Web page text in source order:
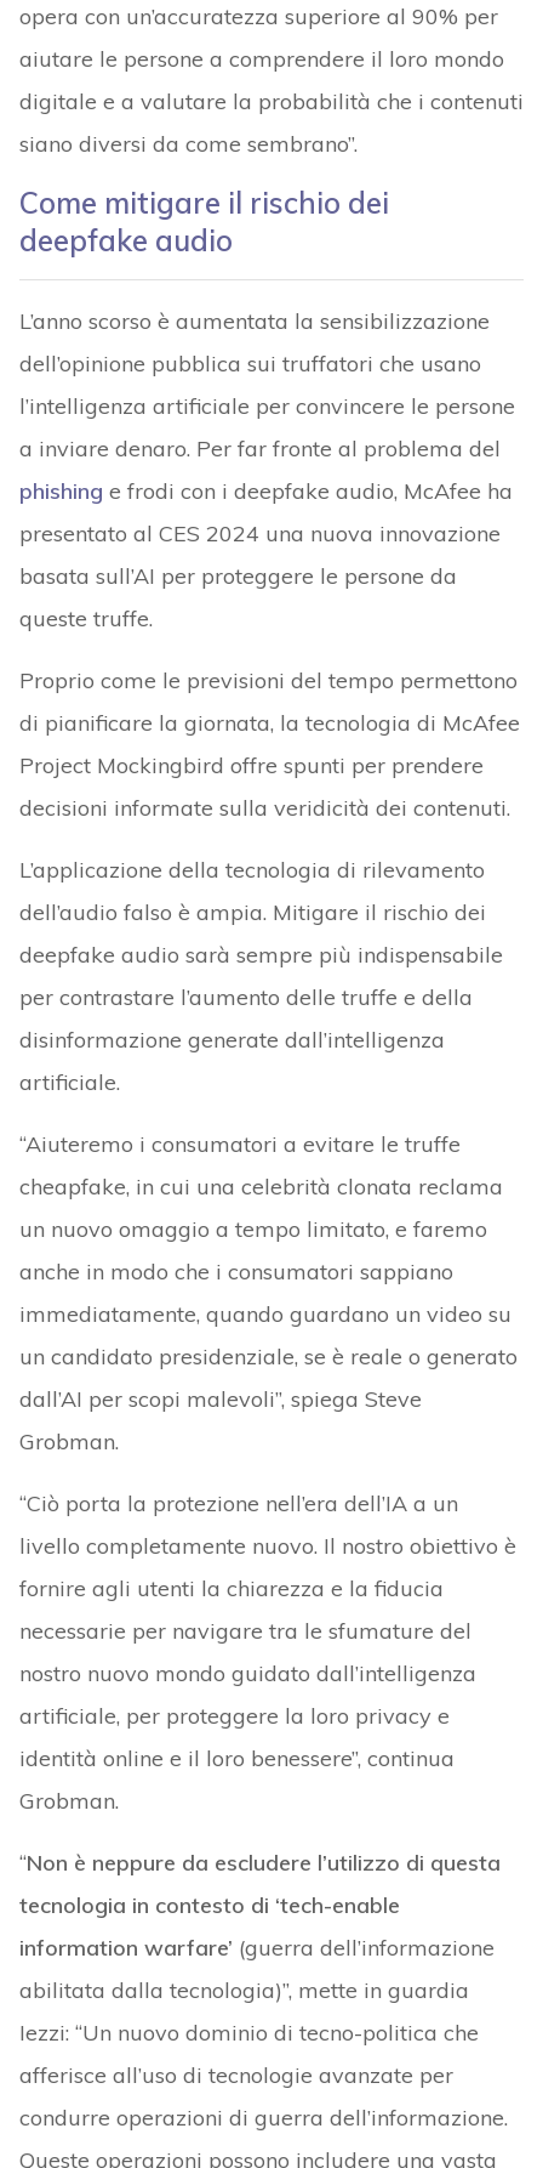
opera con un’accuratezza superiore al 90% per
aiutare le persone a comprendere il loro mondo
digitale e a valutare la probabilità che i contenuti
siano diversi da come sembrano”.
Come mitigare il rischio dei
deepfake audio
L’anno scorso è aumentata la sensibilizzazione
dell’opinione pubblica sui truffatori che usano
l’intelligenza artificiale per convincere le persone
a inviare denaro. Per far fronte al problema del
phishing e frodi con i deepfake audio, McAfee ha
presentato al CES 2024 una nuova innovazione
basata sull’AI per proteggere le persone da
queste truffe.
Proprio come le previsioni del tempo permettono
di pianificare la giornata, la tecnologia di McAfee
Project Mockingbird offre spunti per prendere
decisioni informate sulla veridicità dei contenuti.
L’applicazione della tecnologia di rilevamento
dell’audio falso è ampia. Mitigare il rischio dei
deepfake audio sarà sempre più indispensabile
per contrastare l’aumento delle truffe e della
disinformazione generate dall’intelligenza
artificiale.
“Aiuteremo i consumatori a evitare le truffe
cheapfake, in cui una celebrità clonata reclama
un nuovo omaggio a tempo limitato, e faremo
anche in modo che i consumatori sappiano
immediatamente, quando guardano un video su
un candidato presidenziale, se è reale o generato
dall’AI per scopi malevoli”, spiega Steve
Grobman.
“Ciò porta la protezione nell’era dell’IA a un
livello completamente nuovo. Il nostro obiettivo è
fornire agli utenti la chiarezza e la fiducia
necessarie per navigare tra le sfumature del
nostro nuovo mondo guidato dall’intelligenza
artificiale, per proteggere la loro privacy e
identità online e il loro benessere”, continua
Grobman.
“Non è neppure da escludere l’utilizzo di questa
tecnologia in contesto di ‘tech-enable
information warfare’ (guerra dell’informazione
abilitata dalla tecnologia)”, mette in guardia
Iezzi: “Un nuovo dominio di tecno-politica che
afferisce all’uso di tecnologie avanzate per
condurre operazioni di guerra dell’informazione.
Queste operazioni possono includere una vasta